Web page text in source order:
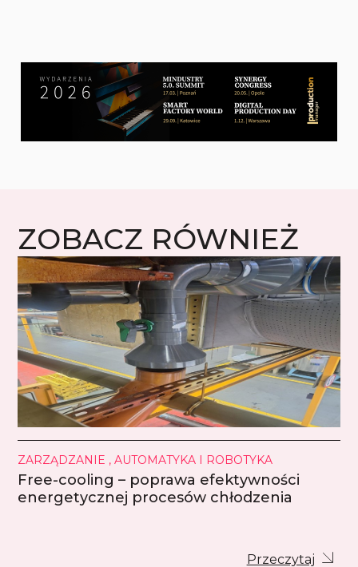
ZOBACZ RÓWNIEŻ
ZARZĄDZANIE , AUTOMATYKA I ROBOTYKA
Free-cooling – poprawa efektywności
energetycznej procesów chłodzenia
Przeczytaj